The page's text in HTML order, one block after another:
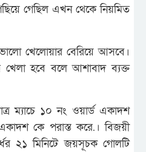
গেছিল এখন থেকে নিয়মিত
খেলোয়ার বেরিয়ে আসবে।
হবে বলে আশাবাদ ব্যক্ত
ম্যাচে ১০ নং ওয়ার্ড একাদশ
কে পরাস্ত করে.। বিজয়ী
২১ মিনিটে জয়সূচক গোলটি